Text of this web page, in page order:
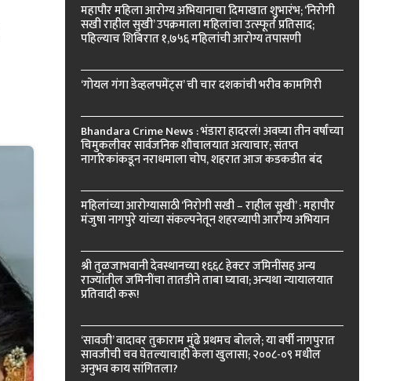
महापौर महिला आरोग्य अभियानाचा दिमाखात शुभारंभ; ‘निरोगी
सखी राहील सुखी’ उपक्रमाला महिलांचा उत्स्फूर्त प्रतिसाद;
पहिल्याच शिबिरात १,७५६ महिलांची आरोग्य तपासणी
‘गोयल गंगा डेव्हलपमेंट्स’ ची चार दशकांची भरीव कामगिरी
Bhandara Crime News : भंडारा हादरलं! अवघ्या तीन वर्षांच्या
चिमुकलीवर सार्वजनिक शौचालयात अत्याचार; संतप्त
नागरिकांकडून नराधमाला चोप, शहरात आज कडकडीत बंद
महिलांच्या आरोग्यासाठी ‘निरोगी सखी – राहील सुखी’ : महापौर
मंजुषा नागपुरे यांच्या संकल्पनेतून शहरव्यापी आरोग्य अभियान
श्री तुळजाभवानी देवस्थानच्या १६६८ हेक्टर जमिनींसह अन्य
राज्यांतील जमिनींचा तातडीने ताबा घ्यावा; अन्यथा न्यायालयात
प्रतिवादी करू!
‘सावजी’ वादावर तुकाराम मुंढे प्रथमच बोलले; या वर्षी नागपुरात
सावजीची चव घेतल्याचाही केला खुलासा; २००८-०९ मधील
अनुभव काय सांगितला?